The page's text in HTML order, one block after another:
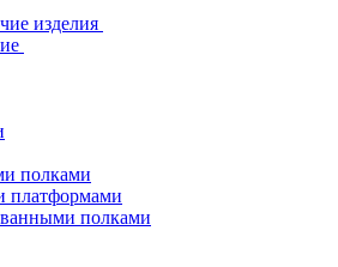
изделия
полками
платформами
полками